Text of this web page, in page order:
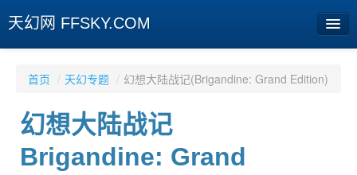
天幻网 FFSKY.COM
周边
首页 / 天幻专题 / 幻想大陆战记(Brigandine: Grand Edition)
幻想大陆战记
Brigandine: Grand